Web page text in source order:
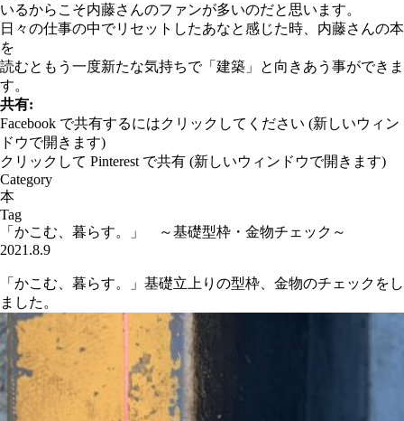
いるからこそ内藤さんのファンが多いのだと思います。
日々の仕事の中でリセットしたあなと感じた時、内藤さんの本
を
読むともう一度新たな気持ちで「建築」と向きあう事ができま
す。
共有:
Facebook で共有するにはクリックしてください (新しいウィン
ドウで開きます)
クリックして Pinterest で共有 (新しいウィンドウで開きます)
Category
本
Tag
「かこむ、暮らす。」 ～基礎型枠・金物チェック～
2021.8.9
「かこむ、暮らす。」基礎立上りの型枠、金物のチェックをし
ました。